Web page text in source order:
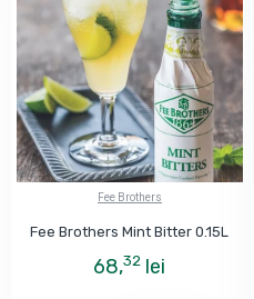
Fee Brothers
Fee Brothers Mint Bitter 0.15L
68,32 lei